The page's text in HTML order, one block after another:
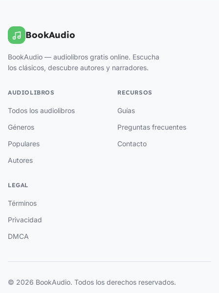
BookAudio
BookAudio — audiolibros gratis online. Escucha
los clásicos, descubre autores y narradores.
AUDIOLIBROS
Todos los audiolibros
Géneros
Populares
Autores
RECURSOS
Guías
Preguntas frecuentes
Contacto
LEGAL
Términos
Privacidad
DMCA
© 2026 BookAudio. Todos los derechos reservados.